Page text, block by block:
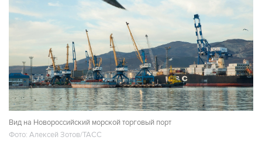
Вид на Новороссийский морской торговый порт
Фото: Алексей Зотов/ТАСС